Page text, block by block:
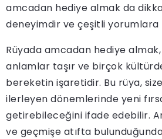
amcadan hediye almak da
deneyimdir ve çeşitli
Rüyada amcadan hediye
anlamlar taşır ve birçok
bereketin işaretidir. Bu rüya, size
ilerleyen dönemlerinde yeni
getirebileceğini ifade edebilir.
ve geçmişe atıfta